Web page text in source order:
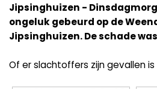
Jipsinghuizen -
ongeluk gebeurd op de
Jipsinghuizen. De schade
Of er slachtoffers zijn gevallen